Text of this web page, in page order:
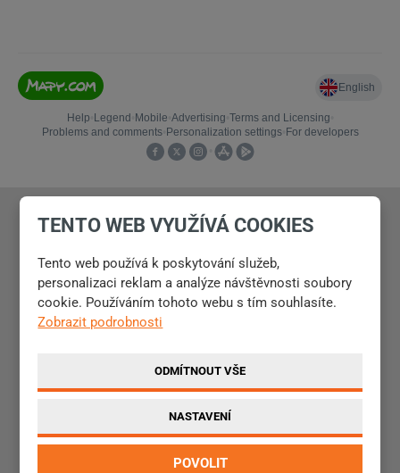
Přejete si dostávat novinky do Vaší e-mailové schránky?
Vyplňte následující formulář.
osobních
ODESLAT
TENTO WEB VYUŽÍVÁ COOKIES
Tento web používá k poskytování služeb,
personalizaci reklam a analýze návštěvnosti soubory
cookie. Používáním tohoto webu s tím souhlasíte.
Zobrazit podrobnosti
ODMÍTNOUT VŠE
NASTAVENÍ
POVOLIT